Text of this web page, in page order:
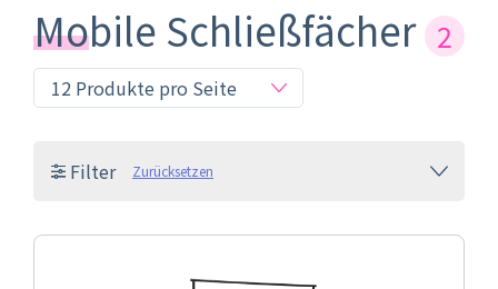
Mobile Schließfächer 2
Filter Zurücksetzen